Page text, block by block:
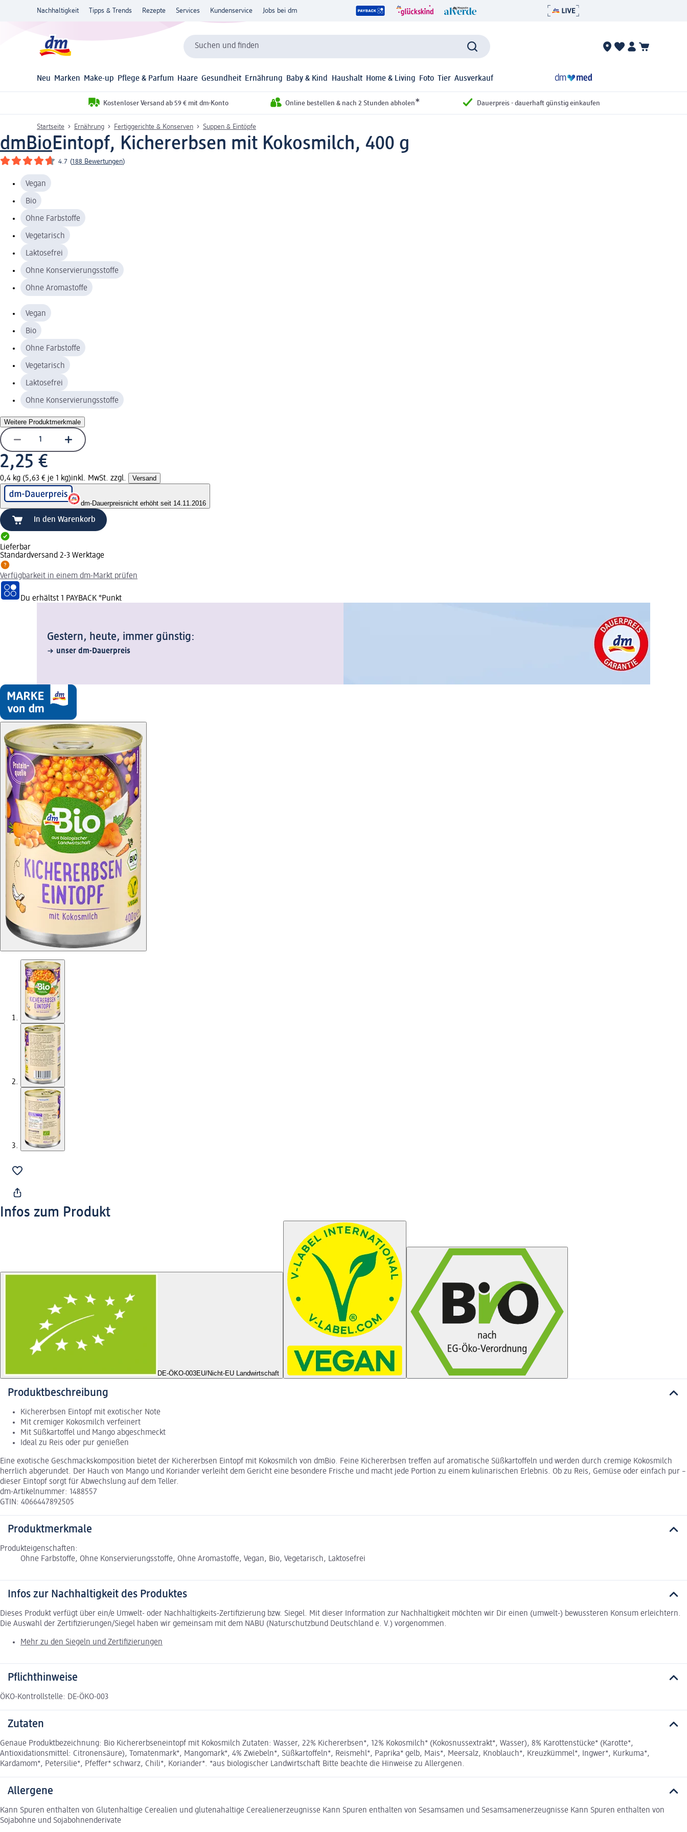
Nachhaltigkeit Tipps & Trends Rezepte Services Kundenservice Jobs bei dm
Suchen und finden
Neu Marken Make-up Pflege & Parfum Haare Gesundheit Ernährung Baby & Kind Haushalt Home & Living Foto Tier Ausverkauf
Kostenloser Versand ab 59 € mit dm-Konto Online bestellen & nach 2 Stunden abholen* Dauerpreis - dauerhaft günstig einkaufen
Startseite Ernährung Fertiggerichte & Konserven Suppen & Eintöpfe
dmBioEintopf, Kichererbsen mit Kokosmilch, 400 g
4.7 (188 Bewertungen)
Vegan
Bio
Ohne Farbstoffe
Vegetarisch
Laktosefrei
Ohne Konservierungsstoffe
Ohne Aromastoffe
Vegan
Bio
Ohne Farbstoffe
Vegetarisch
Laktosefrei
Ohne Konservierungsstoffe
Weitere Produktmerkmale
2,25 €
0,4 kg (5,63 € je 1 kg)inkl. MwSt. zzgl. Versand
dm-Dauerpreisnicht erhöht seit 14.11.2016
In den Warenkorb
Lieferbar
Standardversand 2-3 Werktage
Verfügbarkeit in einem dm-Markt prüfen
Du erhältst 1 PAYBACK °Punkt
Gestern, heute, immer günstig:
unser dm-Dauerpreis
Infos zum Produkt
DE-ÖKO-003EU/Nicht-EU Landwirtschaft
Produktbeschreibung
Kichererbsen Eintopf mit exotischer Note
Mit cremiger Kokosmilch verfeinert
Mit Süßkartoffel und Mango abgeschmeckt
Ideal zu Reis oder pur genießen
Eine exotische Geschmackskomposition bietet der Kichererbsen Eintopf mit Kokosmilch von dmBio. Feine Kichererbsen treffen auf aromatische Süßkartoffeln und werden durch cremige Kokosmilch
herrlich abgerundet. Der Hauch von Mango und Koriander verleiht dem Gericht eine besondere Frische und macht jede Portion zu einem kulinarischen Erlebnis. Ob zu Reis, Gemüse oder einfach pur –
dieser Eintopf sorgt für Abwechslung auf dem Teller.
dm-Artikelnummer: 1488557
GTIN: 4066447892505
Produktmerkmale
Produkteigenschaften:
Ohne Farbstoffe, Ohne Konservierungsstoffe, Ohne Aromastoffe, Vegan, Bio, Vegetarisch, Laktosefrei
Infos zur Nachhaltigkeit des Produktes
Dieses Produkt verfügt über ein/e Umwelt- oder Nachhaltigkeits-Zertifizierung bzw. Siegel. Mit dieser Information zur Nachhaltigkeit möchten wir Dir einen (umwelt-) bewussteren Konsum erleichtern.
Die Auswahl der Zertifizierungen/Siegel haben wir gemeinsam mit dem NABU (Naturschutzbund Deutschland e. V.) vorgenommen.
Mehr zu den Siegeln und Zertifizierungen
Pflichthinweise
ÖKO-Kontrollstelle: DE-ÖKO-003
Zutaten
Genaue Produktbezeichnung: Bio Kichererbseneintopf mit Kokosmilch Zutaten: Wasser, 22% Kichererbsen*, 12% Kokosmilch* (Kokosnussextrakt*, Wasser), 8% Karottenstücke* (Karotte*,
Antioxidationsmittel: Citronensäure), Tomatenmark*, Mangomark*, 4% Zwiebeln*, Süßkartoﬀeln*, Reismehl*, Paprika* gelb, Mais*, Meersalz, Knoblauch*, Kreuzkümmel*, Ingwer*, Kurkuma*,
Kardamom*, Petersilie*, Pfeﬀer* schwarz, Chili*, Koriander*. *aus biologischer Landwirtschaft Bitte beachte die Hinweise zu Allergenen.
Allergene
Kann Spuren enthalten von Glutenhaltige Cerealien und glutenahaltige Cerealienerzeugnisse Kann Spuren enthalten von Sesamsamen und Sesamsamenerzeugnisse Kann Spuren enthalten von
Sojabohne und Sojabohnenderivate